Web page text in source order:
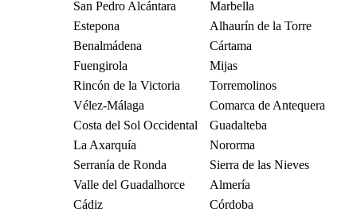
San Pedro Alcántara
Marbella
Estepona
Alhaurín de la Torre
Benalmádena
Cártama
Fuengirola
Mijas
Rincón de la Victoria
Torremolinos
Vélez-Málaga
Comarca de Antequera
Costa del Sol Occidental
Guadalteba
La Axarquía
Nororma
Serranía de Ronda
Sierra de las Nieves
Valle del Guadalhorce
Almería
Cádiz
Córdoba